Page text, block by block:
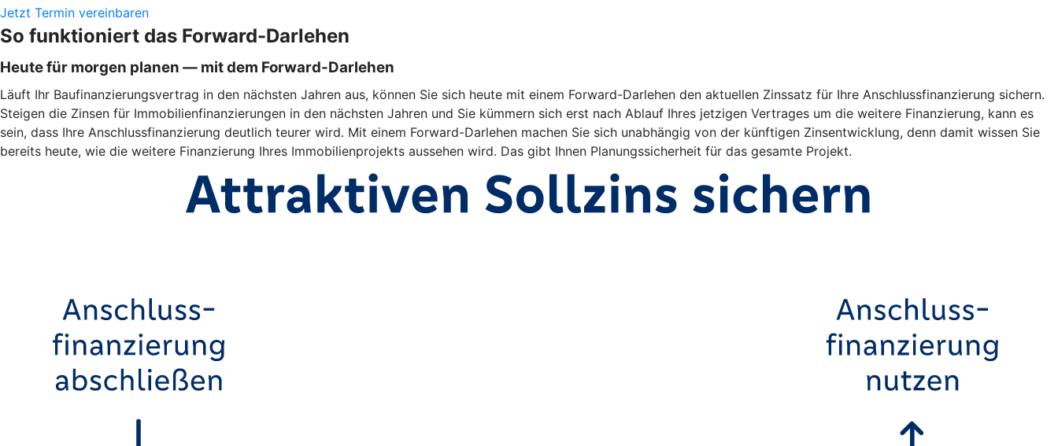
Jetzt Termin vereinbaren
So funktioniert das Forward-Darlehen
Heute für morgen planen — mit dem Forward-Darlehen
Läuft Ihr Baufinanzierungsvertrag in den nächsten Jahren aus, können Sie sich heute mit einem Forward-Darlehen den aktuellen Zinssatz für Ihre Anschlussfinanzierung sichern.
Steigen die Zinsen für Immobilienfinanzierungen in den nächsten Jahren und Sie kümmern sich erst nach Ablauf Ihres jetzigen Vertrages um die weitere Finanzierung, kann es
sein, dass Ihre Anschlussfinanzierung deutlich teurer wird. Mit einem Forward-Darlehen machen Sie sich unabhängig von der künftigen Zinsentwicklung, denn damit wissen Sie
bereits heute, wie die weitere Finanzierung Ihres Immobilienprojekts aussehen wird. Das gibt Ihnen Planungssicherheit für das gesamte Projekt.